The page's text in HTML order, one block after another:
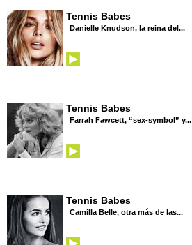
Tennis Babes
Danielle Knudson, la reina del...
Tennis Babes
Farrah Fawcett, “sex-symbol” y...
Tennis Babes
Camilla Belle, otra más de las...